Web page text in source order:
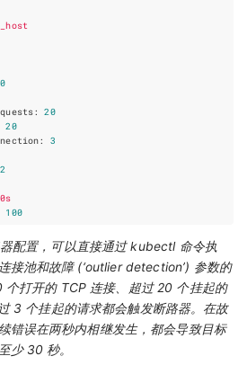
:
20
20
:
3
2
100
配置，可以直接通过 kubectl 命令执
接池和故障 (‘outlier detection’) 参数的
个打开的 TCP 连接、超过 20 个挂起的
3 个挂起的请求都会触发断路器。在故
错误在两秒内相继发生，都会导致目标
少 30 秒。